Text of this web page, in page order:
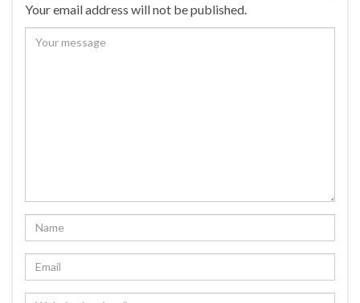
Your email address will not be published.